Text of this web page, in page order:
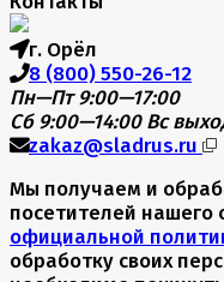
г. Орёл
8 (800) 550-26-12
Пн—Пт 9:00—17:00
Сб 9:00—14:00 Вс
zakaz@sladrus.ru
Мы получаем и
посетителей нашего
официальной
обработку своих